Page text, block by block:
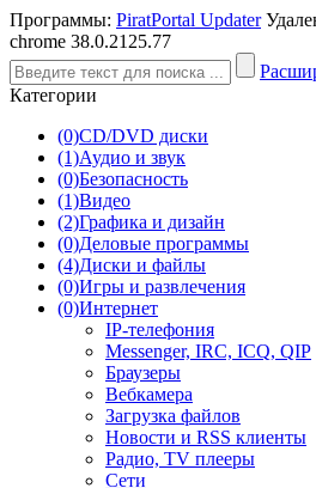
Программы: PiratPortal Updater
chrome 38.0.2125.77
Категории
(0)CD/DVD диски
(1)Аудио и звук
(0)Безопасность
(1)Видео
(2)Графика и дизайн
(0)Деловые программы
(4)Диски и файлы
(0)Игры и развлечения
(0)Интернет
IP-телефония
Messenger, IRC, ICQ, QIP
Браузеры
Вебкамера
Загрузка файлов
Новости и RSS клиенты
Радио, TV плееры
Сети